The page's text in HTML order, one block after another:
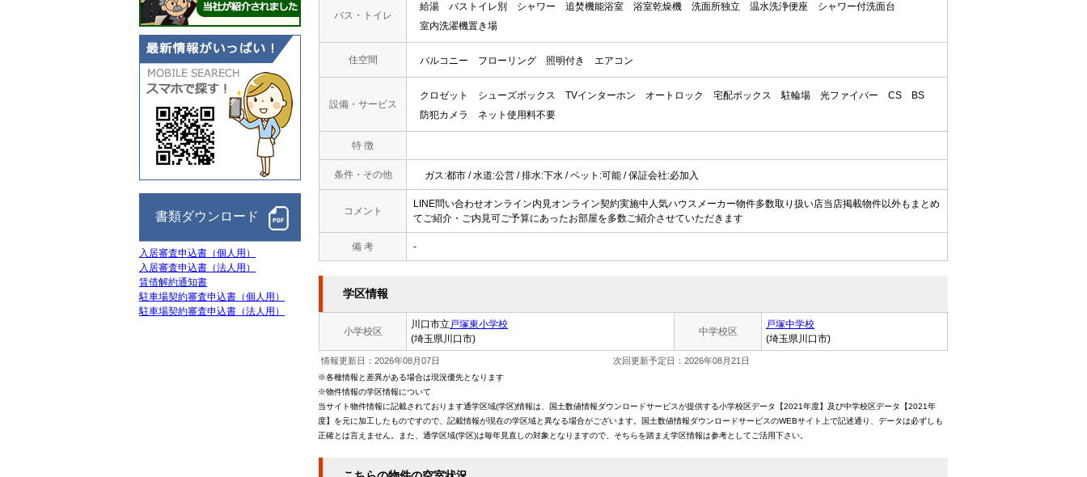
バス・トイレ
給湯 バストイレ別 シャワー 追焚機能浴室 浴室乾燥機 洗面所独立 温水洗浄便座
シャワー付洗面台
室内洗濯機置き場
住空間 バルコニー フローリング 照明付き エアコン
設備・サービス
クロゼット シューズボックス TVインターホン オートロック 宅配ボックス 駐輪場 光ファイバー CS
BS
防犯カメラ
ネット使用料不要
特 徴
条件・その他 ガス:都市 / 水道:公営 / 排水:下水 / ペット:可能 / 保証会社:必加入
コメント
LINE問い合わせオンライン内見オンライン契約実施中人気ハウスメーカー物件多数取り扱い店当店掲載物件以外もまとめ
てご紹介・ご内見可ご予算にあったお部屋を多数ご紹介させていただきます
備 考 -
学区情報
小学校区
川口市立 戸塚東小学校
(埼玉県川口市)
中学校区
戸塚中学校
(埼玉県川口市)
情報更新日：2026年08月07日 次回更新予定日：2026年08月21日
※各種情報と差異がある場合は現況優先となります
※物件情報の学区情報について
当サイト物件情報に記載されております通学区域(学区)情報は、国土数値情報ダウンロードサービスが提供する小学校区データ【2021年度】及び中学校区データ【2021年
度】を元に加工したものですので、記載情報が現在の学区域と異なる場合がございます。国土数値情報ダウンロードサービスのWEBサイト上で記述通り、データは必ずしも
正確とは言えません。また、通学区域(学区)は毎年見直しの対象となりますので、そちらを踏まえ学区情報は参考としてご活用下さい。
書類ダウンロード
入居審査申込書（個人用）
入居審査申込書（法人用）
賃借解約通知書
駐車場契約審査申込書（個人用）
駐車場契約審査申込書（法人用）